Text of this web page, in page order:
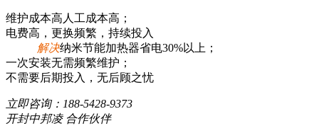
维护成本高人工成本高；
电费高，更换频繁，持续投入
解决纳米节能加热器省电30%以上；
一次安装无需频繁维护；
不需要后期投入，无后顾之忧
立即咨询： 188-5428-9373
开封中邦凌 合作伙伴